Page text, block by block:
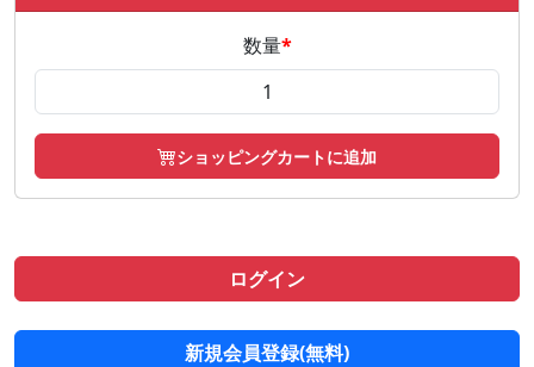
数量*
ショッピングカートに追加
ログイン
新規会員登録(無料)